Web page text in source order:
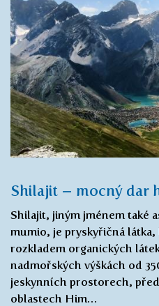
Shilajit – mocný dar
Shilajit, jiným jménem také
mumio, je pryskyřičná
rozkladem organických
nadmořských výškách od
jeskynních prostorech,
oblastech Him…